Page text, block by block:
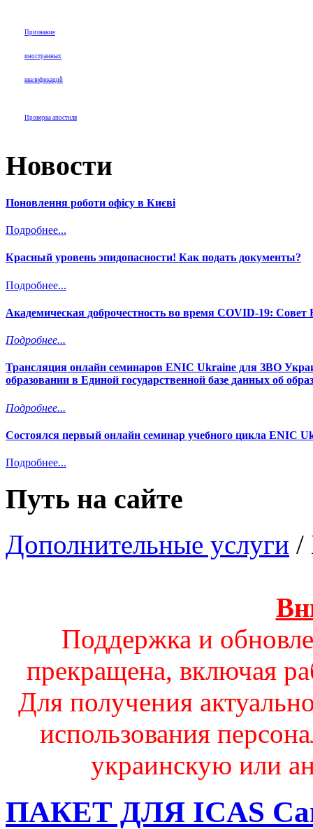
Признание
иностранных
квалификаций
Проверка апостиля
Новости
Поновлення роботи офісу в Києві
Подробнее...
Красный уровень эпидопасности! Как подать документы?
Подробнее...
Академическая доброчестность во время COVID-19:
Подробнее...
Трансляция онлайн семинаров ENIC Ukraine для ЗВО
образовании в Единой государственной базе данных об
Подробнее...
Состоялся первый онлайн семинар учебного цикла ENIC
Подробнее...
Путь на сайте
Дополнительные услуги /
Поддержка и
прекращена, включая
Для получения
использования
украинскую или
ПАКЕТ ДЛЯ ICAS